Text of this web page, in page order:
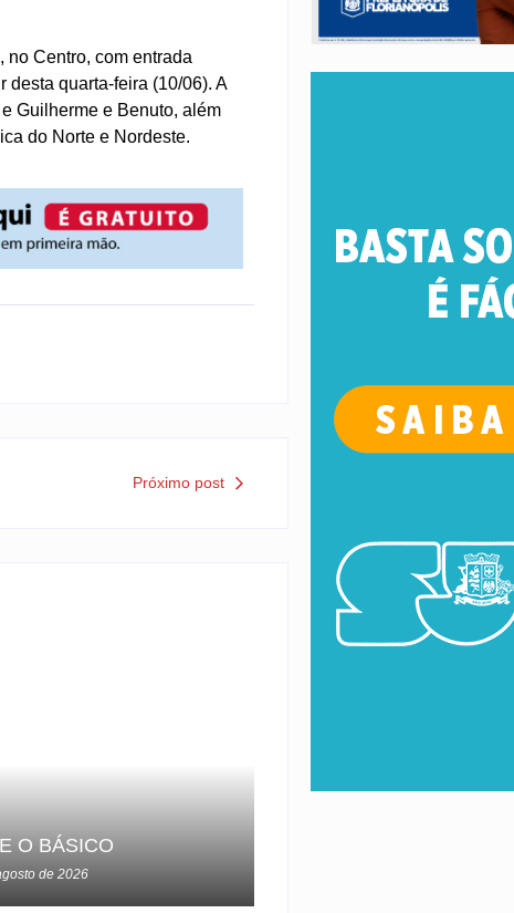
Centro, com entrada
desta quarta-feira (10/06). A
Guilherme e Benuto, além
do Norte e Nordeste.
Próximo post
O BÁSICO
de 2026